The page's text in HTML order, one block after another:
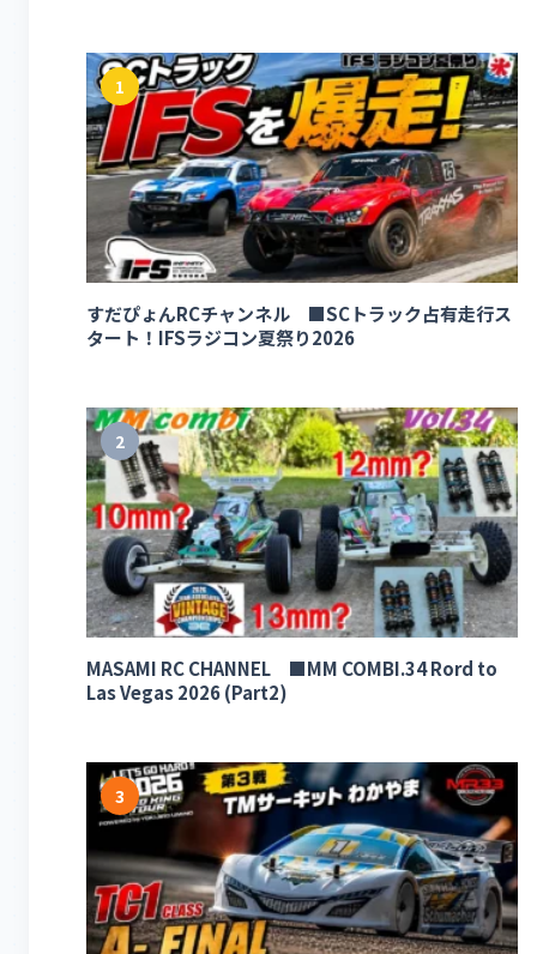
1
すだぴょんRCチャンネル ■SCトラック占有走行ス
タート！IFSラジコン夏祭り2026
2
MASAMI RC CHANNEL ■MM COMBI.34 Rord to
Las Vegas 2026 (Part2)
3